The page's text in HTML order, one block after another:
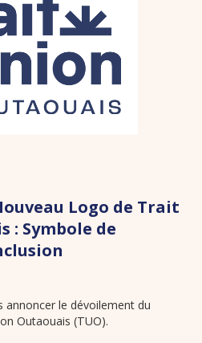
Logo de Trait
: Symbole de
annoncer le dévoilement du
Outaouais (TUO).